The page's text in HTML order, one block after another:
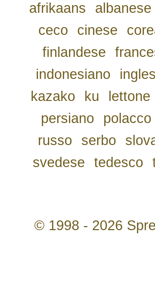
afrikaans albanese
ceco
cinese
finlandese
indonesiano
kazako
ku lettone
persiano
polacco
russo
serbo
svedese
tedesco
© 1998 - 2026